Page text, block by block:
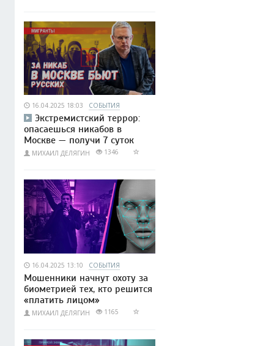
16.04.2025 18:03 СОБЫТИЯ
Экстремистский террор:
опасаешься никабов в
Москве — получи 7 суток
МИХАИЛ ДЕЛЯГИН 1346
16.04.2025 13:10 СОБЫТИЯ
Мошенники начнут охоту за
биометрией тех, кто решится
«платить лицом»
МИХАИЛ ДЕЛЯГИН 1165